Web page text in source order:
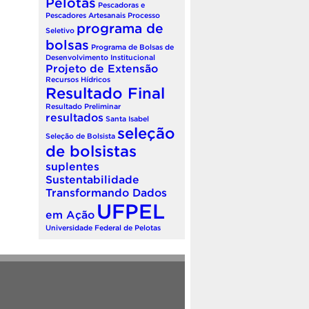
Pescadoras e
Pescadores Artesanais Processo
Seletivo programa de
bolsas Programa de Bolsas de
Desenvolvimento Institucional
Projeto de Extensão
Recursos Hídricos
Resultado Final
Resultado Preliminar
resultados Santa Isabel
Seleção de Bolsista seleção
de bolsistas
suplentes
Sustentabilidade
Transformando Dados
em Ação UFPEL
Universidade Federal de Pelotas